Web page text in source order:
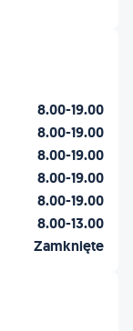
8.00-19.00
8.00-19.00
8.00-19.00
8.00-19.00
8.00-19.00
8.00-13.00
Zamknięte